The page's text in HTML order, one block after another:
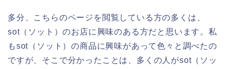
多分、こちらのページを閲覧している方の多くは、
sot（ソット）のお店に興味のある方だと思います。私
もsot（ソット）の商品に興味があって色々と調べたの
ですが、そこで分かったことは、多くの人がsot（ソッ